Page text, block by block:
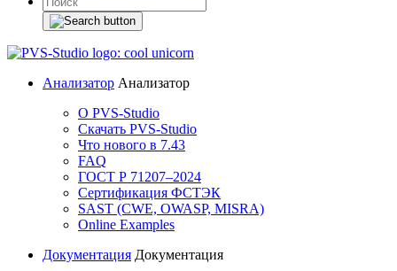
Анализатор Анализатор
О PVS-Studio
Скачать PVS-Studio
Что нового в 7.43
FAQ
ГОСТ Р 71207–2024
Сертификация ФСТЭК
SAST (CWE, OWASP, MISRA)
Online Examples
Документация Документация